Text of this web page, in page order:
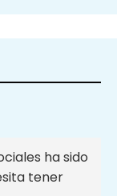
ha sido
tener